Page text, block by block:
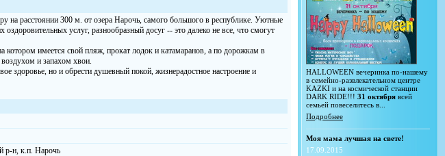
на расстоянии 300 м. от озера Нарочь, самого большого в республике. Уютные
услуг, разнообразный досуг -- это далеко не все, что смогут
котором имеется свой пляж, прокат лодок и катамаранов, а по дорожкам в
и запахом хвои.
здоровье, но и обрести душевный покой, жизнерадостное настроение и
р-н, к.п. Нарочь
HALLOWEEN вечеринка по-нашему
в семейно-развлекательном центре
KAZKI и на космической станции
DARK RIDE!!! 31 октября всей
семьей повеселитесь в...
Подробнее
Моя мама лучшая на свете!
17.09.2015